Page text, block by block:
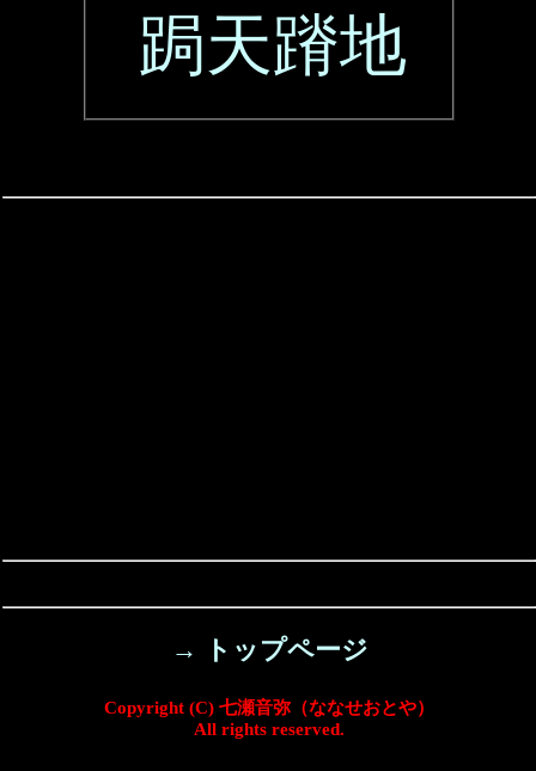
跼天蹐地
→ トップページ
Copyright (C) 七瀬音弥（ななせおとや）
All rights reserved.